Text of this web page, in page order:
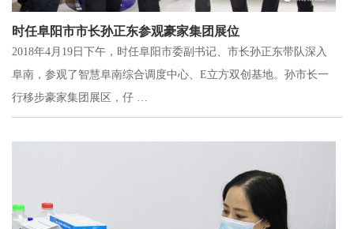
时任阜阳市市长孙正东参观豪家集团展位
2018年4月19日下午，时任阜阳市委副书记、市长孙正东带队深入
阜南，参观了智慧阜南综合调度中心、E立方双创基地。孙市长一
行移步豪家集团展区，仔 …